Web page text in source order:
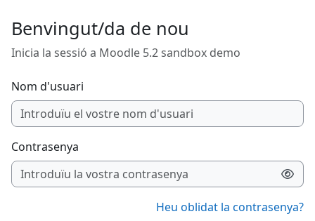
Benvingut/da de nou
Inicia la sessió a Moodle 5.2 sandbox demo
Nom d'usuari
Contrasenya
Heu oblidat la contrasenya?